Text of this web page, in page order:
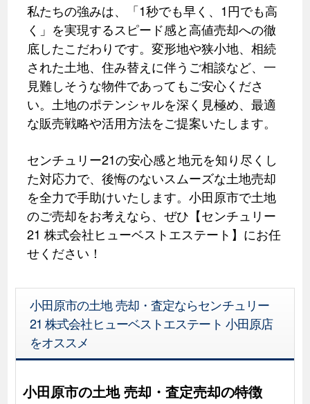
私たちの強みは、「1秒でも早く、1円でも高
く」を実現するスピード感と高値売却への徹
底したこだわりです。変形地や狭小地、相続
された土地、住み替えに伴うご相談など、一
見難しそうな物件であってもご安心くださ
い。土地のポテンシャルを深く見極め、最適
な販売戦略や活用方法をご提案いたします。
センチュリー21の安心感と地元を知り尽くし
た対応力で、後悔のないスムーズな土地売却
を全力で手助けいたします。小田原市で土地
のご売却をお考えなら、ぜひ【センチュリー
21 株式会社ヒューベストエステート】にお任
せください！
小田原市の土地 売却・査定ならセンチュリー
21 株式会社ヒューベストエステート 小田原店
をオススメ
小田原市の土地 売却・査定売却の特徴